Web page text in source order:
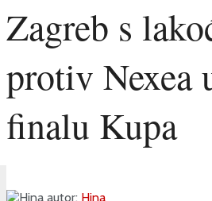
Zagreb s
protiv Nexea
finalu Kupa
autor: Hina